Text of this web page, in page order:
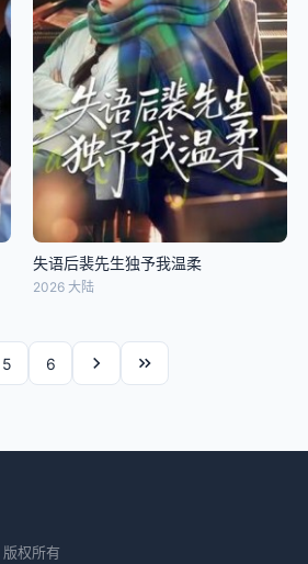
失语后裴先生独予我温柔
2026 大陆
5 6
版权所有